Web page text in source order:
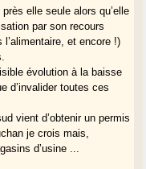
elle seule alors qu’elle
par son recours
et encore !)
évolution à la baisse
d’invalider toutes ces
vient d’obtenir un permis
je crois mais,
d’usine ...